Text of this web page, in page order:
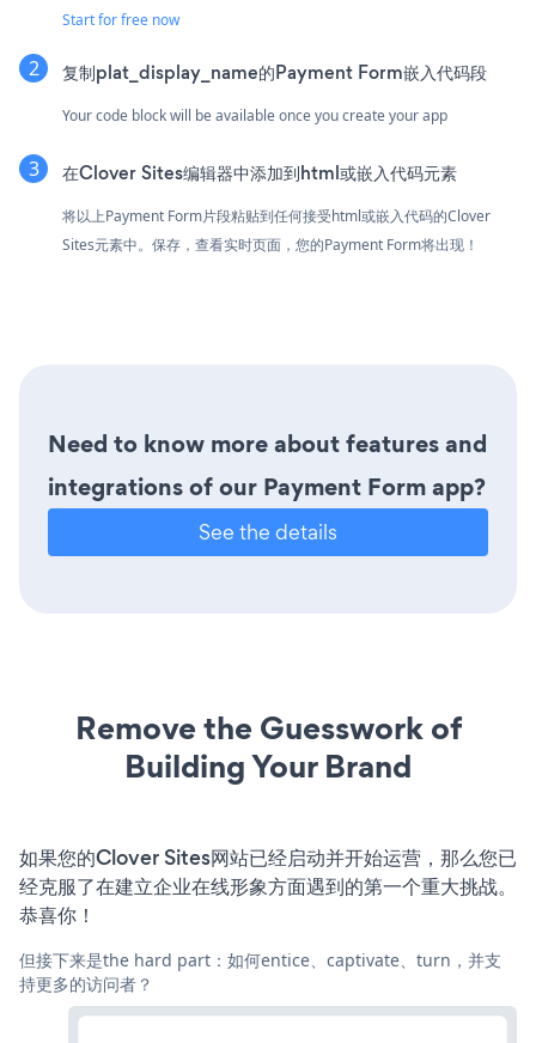
Start for free now
复制plat_display_name的Payment Form嵌入代码段
Your code block will be available once you create your app
在Clover Sites编辑器中添加到html或嵌入代码元素
将以上Payment Form片段粘贴到任何接受html或嵌入代码的Clover
Sites元素中。保存，查看实时页面，您的Payment Form将出现！
Need to know more about features and
integrations of our Payment Form app?
See the details
Remove the Guesswork of
Building Your Brand
如果您的Clover Sites网站已经启动并开始运营，那么您已
经克服了在建立企业在线形象方面遇到的第一个重大挑战。
恭喜你！
但接下来是the hard part：如何entice、captivate、turn，并支
持更多的访问者？